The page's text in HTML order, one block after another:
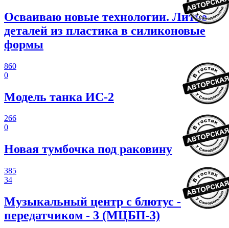
Осваиваю новые технологии. Литье
деталей из пластика в силиконовые
формы
860
0
Модель танка ИС-2
266
0
Новая тумбочка под раковину
385
34
Музыкальный центр с блютус -
передатчиком - 3 (МЦБП-3)